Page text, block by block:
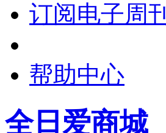
订阅电子周刊
帮助中心
全日爱商城